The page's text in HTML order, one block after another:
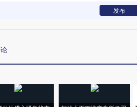
发布